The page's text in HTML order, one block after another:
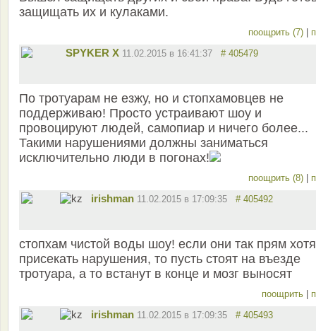
защищать их и кулаками.
поощрить (7)
SPYKER X 11.02.2015 в 16:41:37 # 405479
По тротуарам не езжу, но и стопхамовцев не
поддерживаю! Просто устраивают шоу и
провоцируют людей, самопиар и ничего более...
Такими нарушениями должны заниматься
исключительно люди в погонах!
поощрить (8)
irishman 11.02.2015 в 17:09:35 # 405492
стопхам чистой воды шоу! если они так прям
присекать нарушения, то пусть стоят на въезде
тротуара, а то встанут в конце и мозг выносят
поощрить
irishman 11.02.2015 в 17:09:35 # 405493